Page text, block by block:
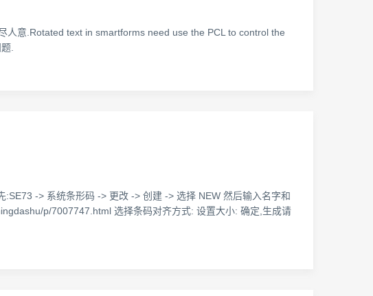
人意.Rotated text in smartforms need use the PCL to control the
.
-> 系统条形码 -> 更改 -> 创建 -> 选择 NEW 然后输入名字和
p/7007747.html 选择条码对齐方式: 设置大小: 确定,生成请